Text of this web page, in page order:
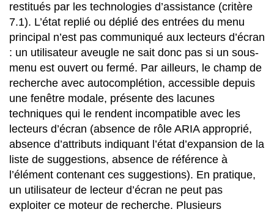
restitués par les technologies d’assistance (critère
7.1). L’état replié ou déplié des entrées du menu
principal n’est pas communiqué aux lecteurs d’écran
: un utilisateur aveugle ne sait donc pas si un sous-
menu est ouvert ou fermé. Par ailleurs, le champ de
recherche avec autocomplétion, accessible depuis
une fenêtre modale, présente des lacunes
techniques qui le rendent incompatible avec les
lecteurs d’écran (absence de rôle ARIA approprié,
absence d’attributs indiquant l’état d’expansion de la
liste de suggestions, absence de référence à
l’élément contenant ces suggestions). En pratique,
un utilisateur de lecteur d’écran ne peut pas
exploiter ce moteur de recherche. Plusieurs